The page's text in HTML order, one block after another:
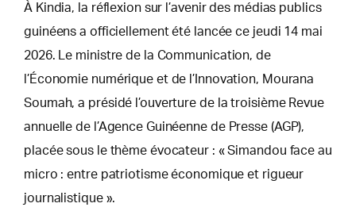
À Kindia, la réflexion sur l’avenir des médias publics
guinéens a officiellement été lancée ce jeudi 14 mai
2026. Le ministre de la Communication, de
l’Économie numérique et de l’Innovation, Mourana
Soumah, a présidé l’ouverture de la troisième Revue
annuelle de l’Agence Guinéenne de Presse (AGP),
placée sous le thème évocateur : « Simandou face au
micro : entre patriotisme économique et rigueur
journalistique ».